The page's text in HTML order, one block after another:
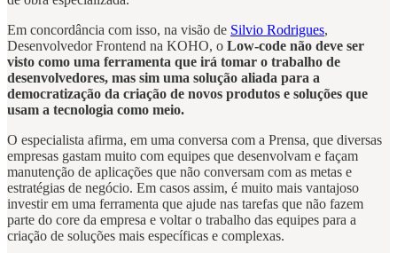
Em concordância com isso, na visão de Silvio Rodrigues,
Desenvolvedor Frontend na KOHO, o Low-code não deve ser
visto como uma ferramenta que irá tomar o trabalho de
desenvolvedores, mas sim uma solução aliada para a
democratização da criação de novos produtos e soluções que
usam a tecnologia como meio.
O especialista afirma, em uma conversa com a Prensa, que diversas
empresas gastam muito com equipes que desenvolvam e façam
manutenção de aplicações que não conversam com as metas e
estratégias de negócio. Em casos assim, é muito mais vantajoso
investir em uma ferramenta que ajude nas tarefas que não fazem
parte do core da empresa e voltar o trabalho das equipes para a
criação de soluções mais específicas e complexas.